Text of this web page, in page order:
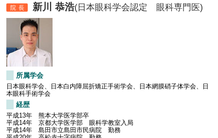
院長 新川 恭浩(日本眼科学会認定 眼科専門医)
所属学会
日本眼科学会、日本白内障屈折矯正手術学会、日本網膜硝子体学会、日
本眼科手術学会
経歴
平成13年 熊本大学医学部卒
平成14年 京都大学医学部 眼科学教室入局
平成14年 島田市立島田市民病院 勤務